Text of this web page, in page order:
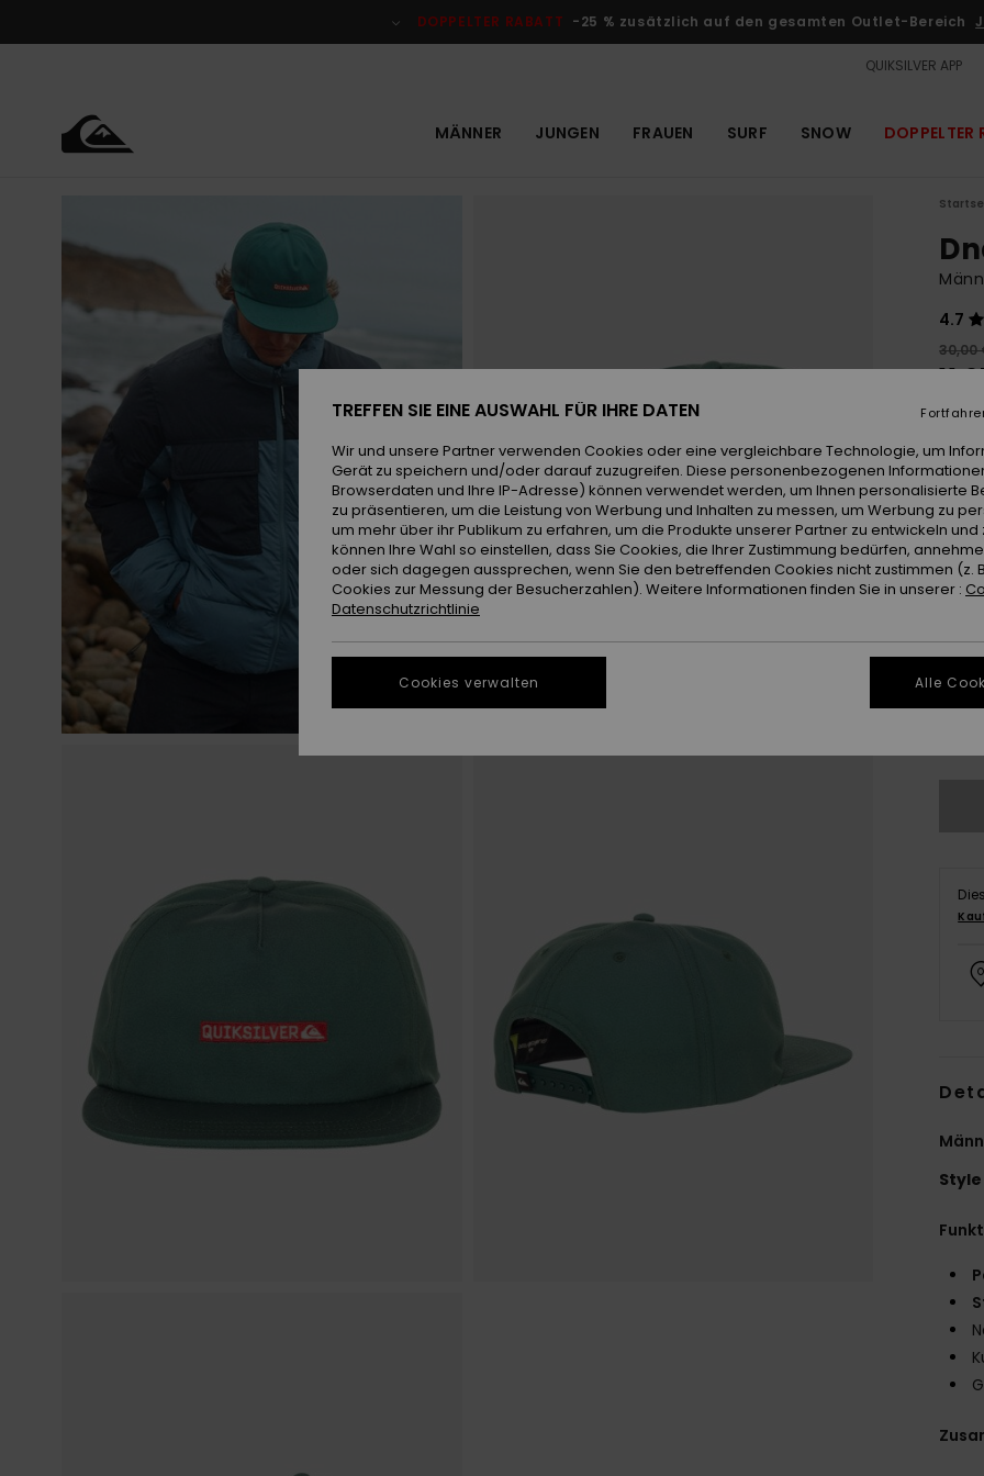
DOPPELTER RABATT -25 % zusätzlich auf den gesamten Outlet-Bereich
QUIKSILVER APP
MÄNNER JUNGEN FRAUEN SURF SNOW DOPPELTER
4.7
30,00
Farbe
Style
TREFFEN SIE EINE AUSWAHL FÜR IHRE DATEN
Wir und unsere Partner verwenden Cookies oder eine vergleichbare Technologie, um
Gerät zu speichern und/oder darauf zuzugreifen. Diese personenbezogenen
Browserdaten und Ihre IP-Adresse) können verwendet werden, um Ihnen personalisierte
zu präsentieren, um die Leistung von Werbung und Inhalten zu messen, um Werbung zu
um mehr über ihr Publikum zu erfahren, um die Produkte unserer Partner zu entwickeln und
können Ihre Wahl so einstellen, dass Sie Cookies, die Ihrer Zustimmung bedürfen,
oder sich dagegen aussprechen, wenn Sie den betreffenden Cookies nicht zustimmen (z.
Cookies zur Messung der Besucherzahlen). Weitere Informationen finden Sie in unserer :
Datenschutzrichtlinie
Cookies verwalten Alle